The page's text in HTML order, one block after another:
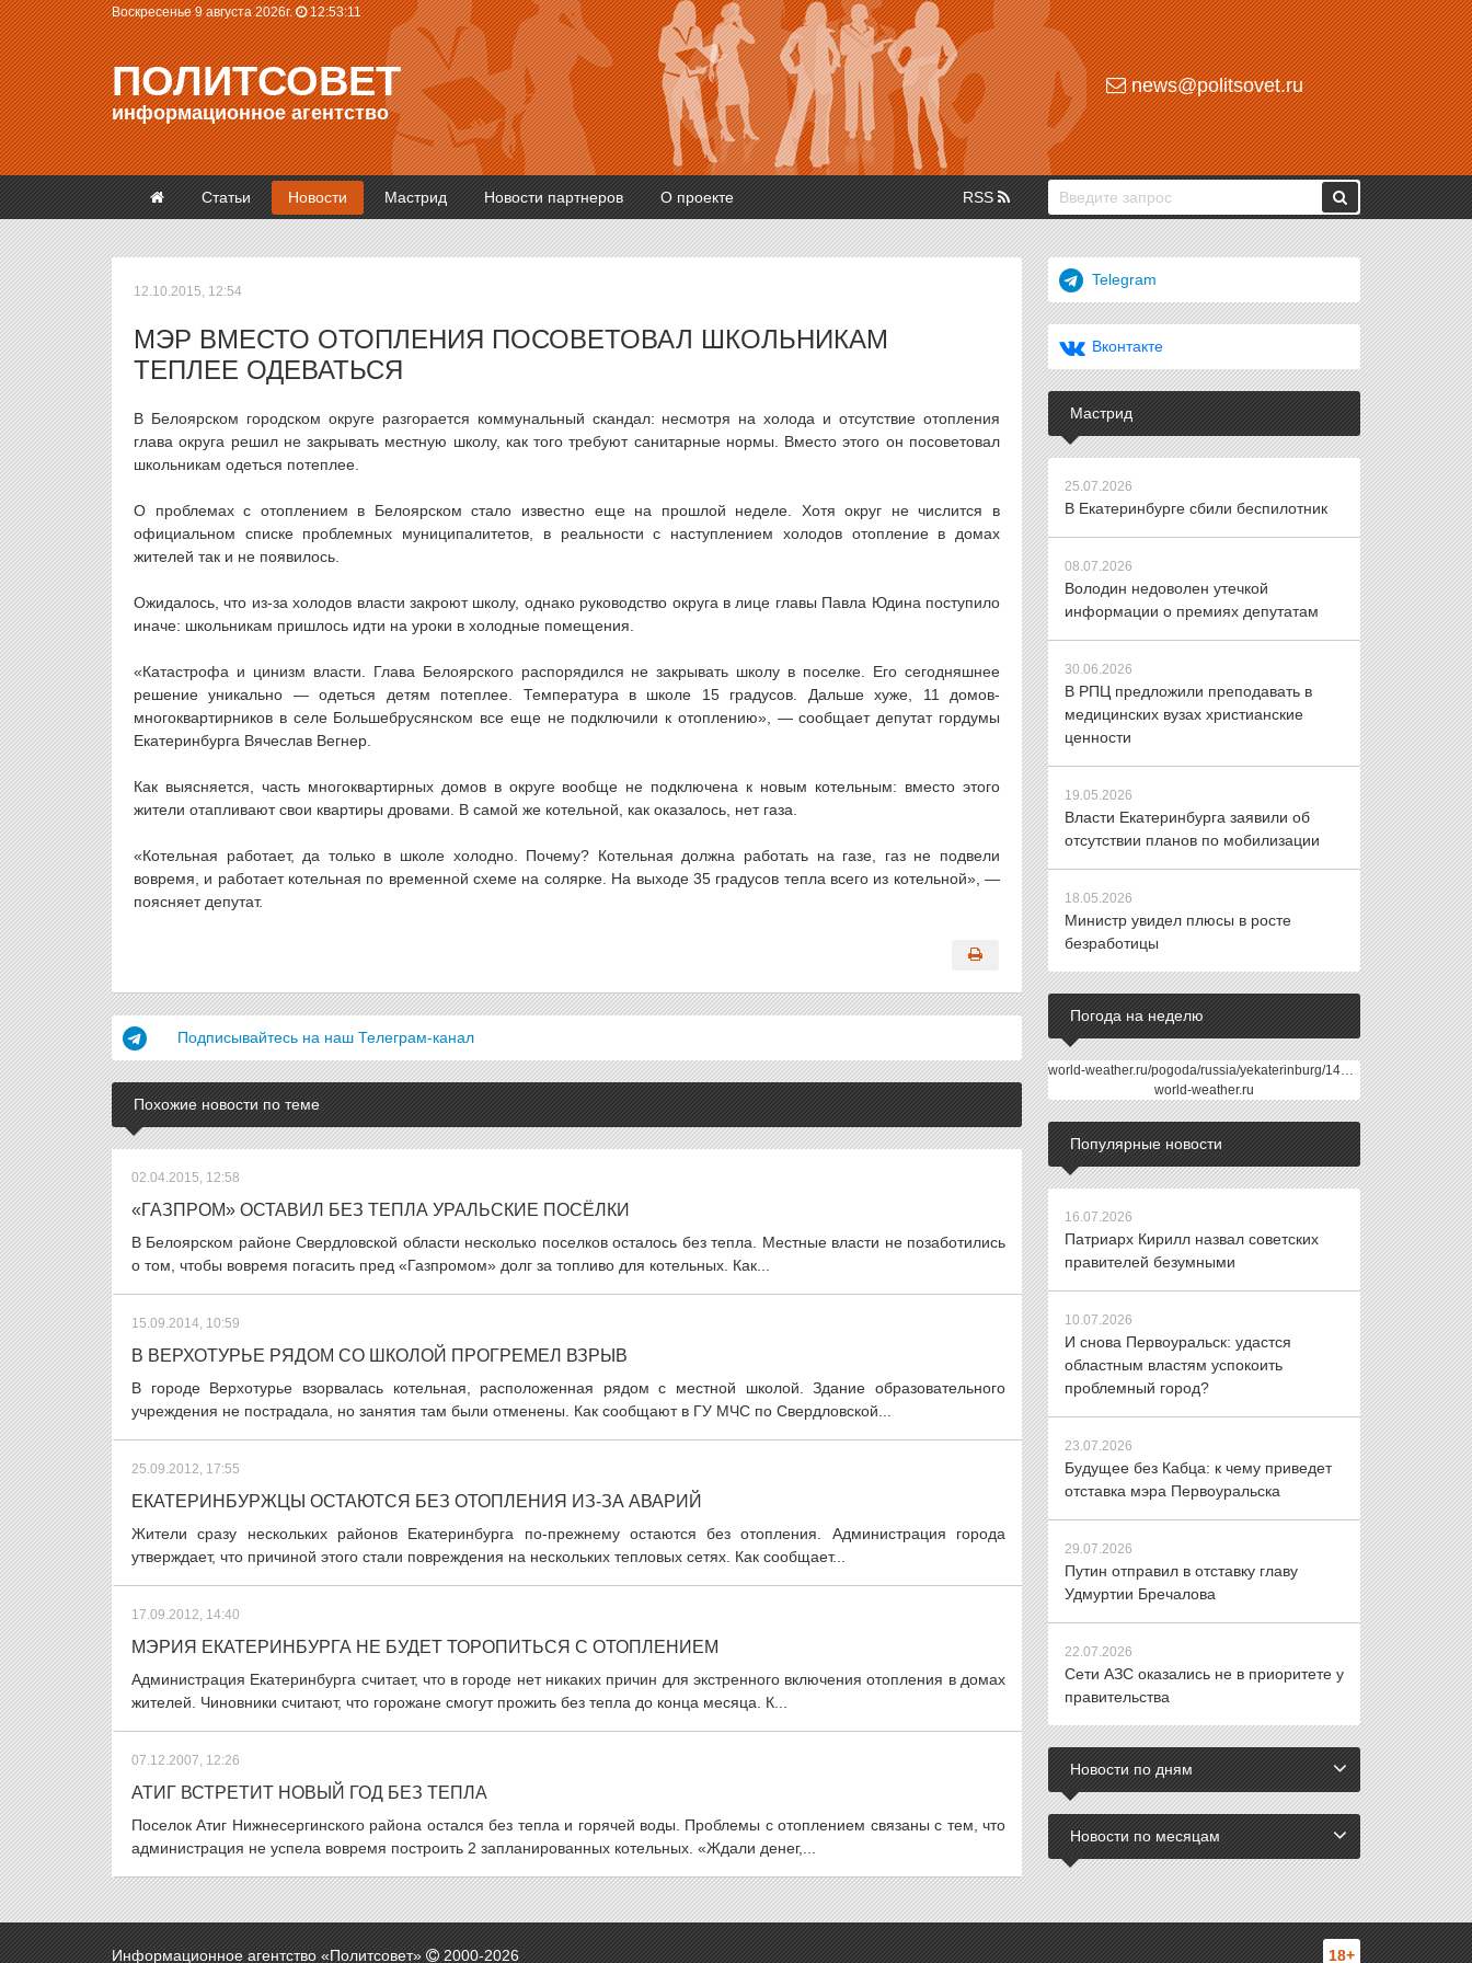
Воскресенье 9 августа 2026г. 12:53:11
ПОЛИТСОВЕТ
информационное агентство
news@politsovet.ru
Статьи Новости Мастрид Новости партнеров О проекте RSS
12.10.2015, 12:54
МЭР ВМЕСТО ОТОПЛЕНИЯ ПОСОВЕТОВАЛ ШКОЛЬНИКАМ
ТЕПЛЕЕ ОДЕВАТЬСЯ
В Белоярском городском округе разгорается коммунальный скандал: несмотря на холода и отсутствие отопления
глава округа решил не закрывать местную школу, как того требуют санитарные нормы. Вместо этого он посоветовал
школьникам одеться потеплее.
О проблемах с отоплением в Белоярском стало известно еще на прошлой неделе. Хотя округ не числится в
официальном списке проблемных муниципалитетов, в реальности с наступлением холодов отопление в домах
жителей так и не появилось.
Ожидалось, что из-за холодов власти закроют школу, однако руководство округа в лице главы Павла Юдина поступило
иначе: школьникам пришлось идти на уроки в холодные помещения.
«Катастрофа и цинизм власти. Глава Белоярского распорядился не закрывать школу в поселке. Его сегодняшнее
решение уникально — одеться детям потеплее. Температура в школе 15 градусов. Дальше хуже, 11 домов-
многоквартирников в селе Большебрусянском все еще не подключили к отоплению», — сообщает депутат гордумы
Екатеринбурга Вячеслав Вегнер.
Как выясняется, часть многоквартирных домов в округе вообще не подключена к новым котельным: вместо этого
жители отапливают свои квартиры дровами. В самой же котельной, как оказалось, нет газа.
«Котельная работает, да только в школе холодно. Почему? Котельная должна работать на газе, газ не подвели
вовремя, и работает котельная по временной схеме на солярке. На выходе 35 градусов тепла всего из котельной», —
поясняет депутат.
Подписывайтесь на наш Телеграм-канал
Похожие новости по теме
02.04.2015, 12:58
«ГАЗПРОМ» ОСТАВИЛ БЕЗ ТЕПЛА УРАЛЬСКИЕ ПОСЁЛКИ
В Белоярском районе Свердловской области несколько поселков осталось без тепла. Местные власти не позаботились
о том, чтобы вовремя погасить пред «Газпромом» долг за топливо для котельных. Как...
15.09.2014, 10:59
В ВЕРХОТУРЬЕ РЯДОМ СО ШКОЛОЙ ПРОГРЕМЕЛ ВЗРЫВ
В городе Верхотурье взорвалась котельная, расположенная рядом с местной школой. Здание образовательного
учреждения не пострадала, но занятия там были отменены. Как сообщают в ГУ МЧС по Свердловской...
25.09.2012, 17:55
ЕКАТЕРИНБУРЖЦЫ ОСТАЮТСЯ БЕЗ ОТОПЛЕНИЯ ИЗ-ЗА АВАРИЙ
Жители сразу нескольких районов Екатеринбурга по-прежнему остаются без отопления. Администрация города
утверждает, что причиной этого стали повреждения на нескольких тепловых сетях. Как сообщает...
17.09.2012, 14:40
МЭРИЯ ЕКАТЕРИНБУРГА НЕ БУДЕТ ТОРОПИТЬСЯ С ОТОПЛЕНИЕМ
Администрация Екатеринбурга считает, что в городе нет никаких причин для экстренного включения отопления в домах
жителей. Чиновники считают, что горожане смогут прожить без тепла до конца месяца. К...
07.12.2007, 12:26
АТИГ ВСТРЕТИТ НОВЫЙ ГОД БЕЗ ТЕПЛА
Поселок Атиг Нижнесергинского района остался без тепла и горячей воды. Проблемы с отоплением связаны с тем, что
администрация не успела вовремя построить 2 запланированных котельных. «Ждали денег,...
Telegram
Вконтакте
Мастрид
25.07.2026
В Екатеринбурге сбили беспилотник
08.07.2026
Володин недоволен утечкой
информации о премиях депутатам
30.06.2026
В РПЦ предложили преподавать в
медицинских вузах христианские
ценности
19.05.2026
Власти Екатеринбурга заявили об
отсутствии планов по мобилизации
18.05.2026
Министр увидел плюсы в росте
безработицы
Погода на неделю
world-weather.ru/pogoda/russia/yekaterinburg/14days/
world-weather.ru
Популярные новости
16.07.2026
Патриарх Кирилл назвал советских
правителей безумными
10.07.2026
И снова Первоуральск: удастся
областным властям успокоить
проблемный город?
23.07.2026
Будущее без Кабца: к чему приведет
отставка мэра Первоуральска
29.07.2026
Путин отправил в отставку главу
Удмуртии Бречалова
22.07.2026
Сети АЗС оказались не в приоритете у
правительства
Новости по дням
Новости по месяцам
Информационное агентство «Политсовет» 2000-2026 18+